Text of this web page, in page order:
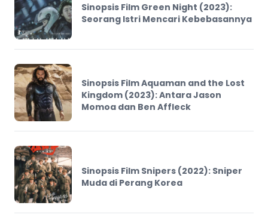
Sinopsis Film Green Night (2023):
Seorang Istri Mencari Kebebasannya
Sinopsis Film Aquaman and the Lost
Kingdom (2023): Antara Jason
Momoa dan Ben Affleck
Sinopsis Film Snipers (2022): Sniper
Muda di Perang Korea